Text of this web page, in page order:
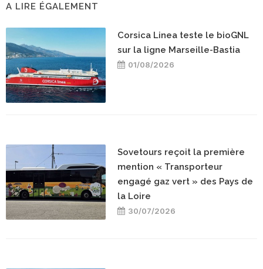
A LIRE ÉGALEMENT
Corsica Linea teste le bioGNL
sur la ligne Marseille-Bastia
01/08/2026
Sovetours reçoit la première
mention « Transporteur
engagé gaz vert » des Pays de
la Loire
30/07/2026